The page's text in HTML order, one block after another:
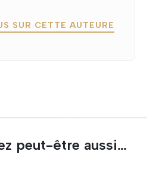
SUR CETTE AUTEURE
peut-être aussi…